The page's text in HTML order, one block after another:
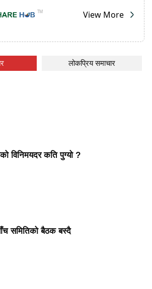
लोकप्रिय समाचार
विनिमयदर कति पुग्यो ?
समितिको बैठक बस्दै